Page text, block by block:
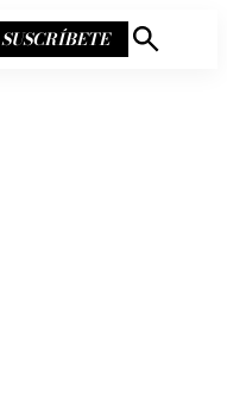
SUSCRÍBETE
Mostrar